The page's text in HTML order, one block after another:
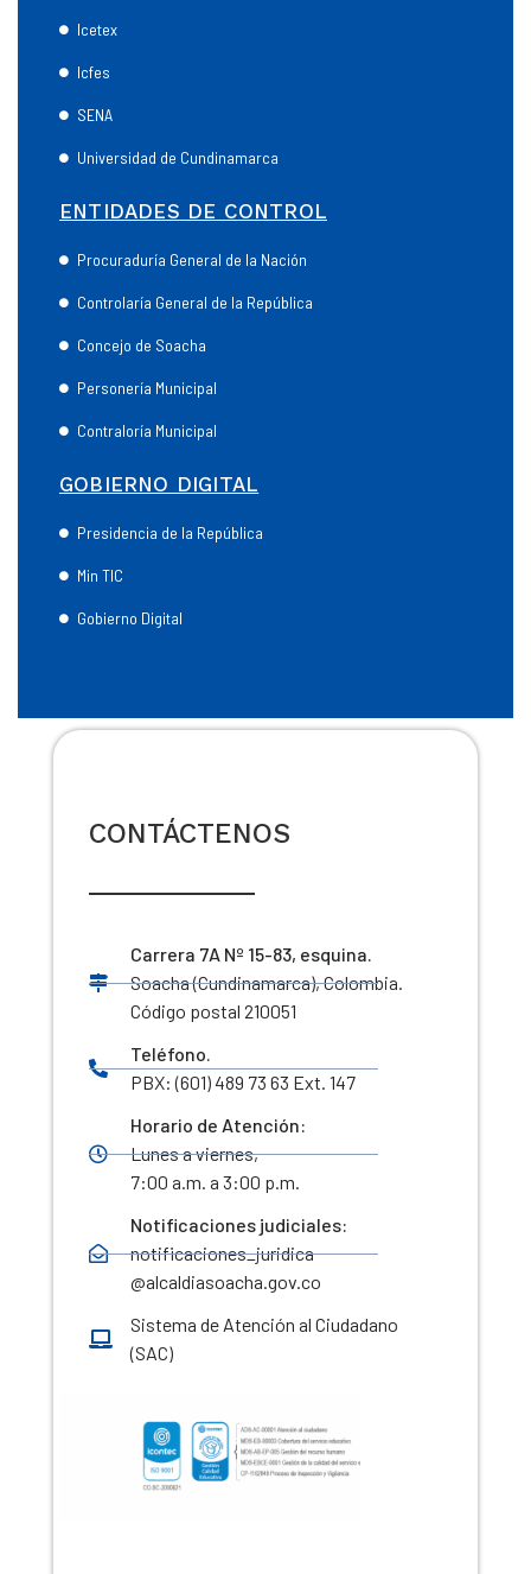
Icetex
Icfes
SENA
Universidad de Cundinamarca
ENTIDADES DE CONTROL
Procuraduría General de la Nación
Controlaría General de la República
Concejo de Soacha
Personería Municipal
Contraloría Municipal
GOBIERNO DIGITAL
Presidencia de la República
Min TIC
Gobierno Digital
CONTÁCTENOS
Carrera 7A Nº 15-83, esquina.
Soacha (Cundinamarca), Colombia.
Código postal 210051
Teléfono.
PBX: (601) 489 73 63 Ext. 147
Horario de Atención:
Lunes a viernes,
7:00 a.m. a 3:00 p.m.
Notificaciones judiciales:
notificaciones_juridica
@alcaldiasoacha.gov.co
Sistema de Atención al Ciudadano
(SAC)